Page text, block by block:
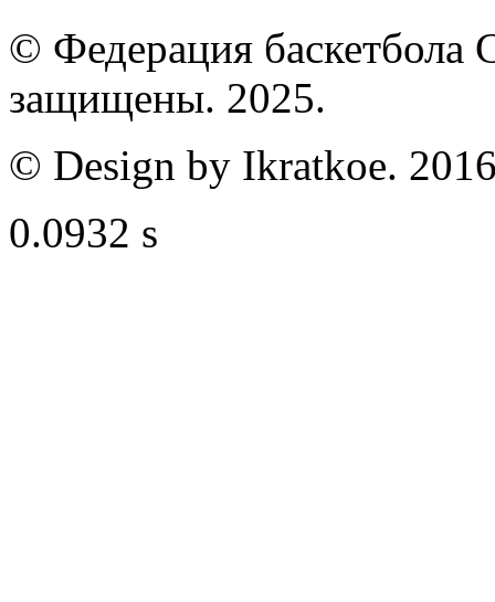
© Федерация баскетбола
защищены. 2025.
© Design by Ikratkoe.
0.0932 s